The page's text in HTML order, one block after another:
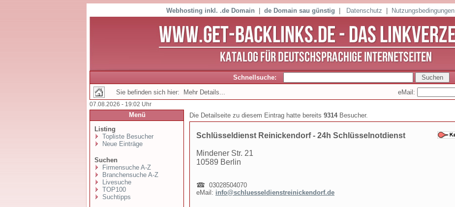
Webhosting inkl. .de Domain de Domain sau günstig Datenschutz Nutzungsbedingungen
Schnellsuche:
Sie befinden sich hier: Mehr Details...
eMail:
07.08.2026 - 19:02 Uhr
Menü
Listing
Topliste Besucher
Neue Einträge
Suchen
Firmensuche A-Z
Branchensuche A-Z
Livesuche
TOP100
Suchtipps
Die Detailseite zu diesem Eintrag hatte bereits 9314Besucher.
Schlüsseldienst Reinickendorf - 24h Schlüsselnotdienst
Mindener Str. 21
10589 Berlin
03028504070
eMail: info@schluesseldienstreinickendorf.de